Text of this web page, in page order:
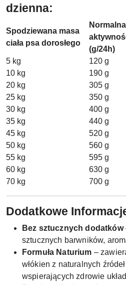
dzienna:
Spodziewana masa
ciała psa dorosłego
Normalna
(g/24h)
5 kg 120 g
10 kg
190 g
20 kg
305 g
25 kg
350 g
30 kg
400 g
35 kg
440 g
45 kg
520 g
50 kg
560 g
55 kg
595 g
60 kg
630 g
70 kg
700 g
Dodatkowe
Bez sztucznych dodatków
sztucznych barwników,
Formuła Naturium –
włókien z naturalnych
wspierających zdrowie